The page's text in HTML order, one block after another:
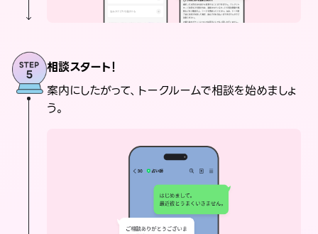
相談スタート！
案内にしたがって、トークルームで相談を始めましょ
う。